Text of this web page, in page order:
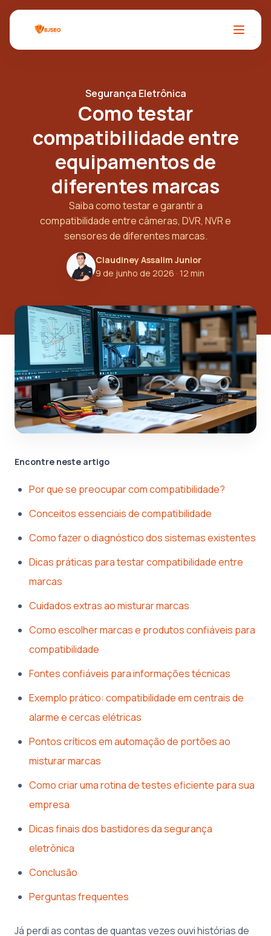
Segurança Eletrônica
Como testar
compatibilidade entre
equipamentos de
diferentes marcas
Saiba como testar e garantir a
compatibilidade entre câmeras, DVR, NVR e
sensores de diferentes marcas.
Claudiney Assalim Junior
9 de junho de 2026 · 12 min
Encontre neste artigo
Por que se preocupar com compatibilidade?
Conceitos essenciais de compatibilidade
Como fazer o diagnóstico dos sistemas existentes
Dicas práticas para testar compatibilidade entre
marcas
Cuidados extras ao misturar marcas
Como escolher marcas e produtos confiáveis para
compatibilidade
Fontes confiáveis para informações técnicas
Exemplo prático: compatibilidade em centrais de
alarme e cercas elétricas
Pontos críticos em automação de portões ao
misturar marcas
Como criar uma rotina de testes eficiente para sua
empresa
Dicas finais dos bastidores da segurança
eletrônica
Conclusão
Perguntas frequentes
Já perdi as contas de quantas vezes ouvi histórias de